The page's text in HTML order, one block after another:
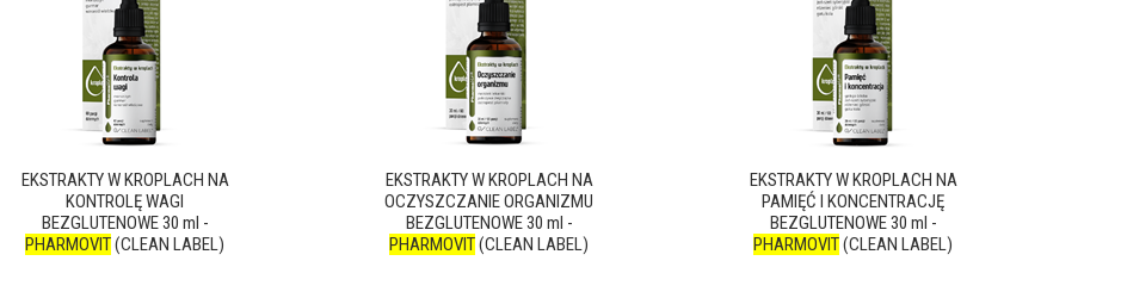
EKSTRAKTY W KROPLACH NA
KONTROLĘ WAGI
BEZGLUTENOWE 30 ml -
PHARMOVIT(CLEAN LABEL)
EKSTRAKTY W KROPLACH NA
OCZYSZCZANIE ORGANIZMU
BEZGLUTENOWE 30 ml -
PHARMOVIT(CLEAN LABEL)
EKSTRAKTY W KROPLACH NA
PAMIĘĆ I KONCENTRACJĘ
BEZGLUTENOWE 30 ml -
PHARMOVIT(CLEAN LABEL)